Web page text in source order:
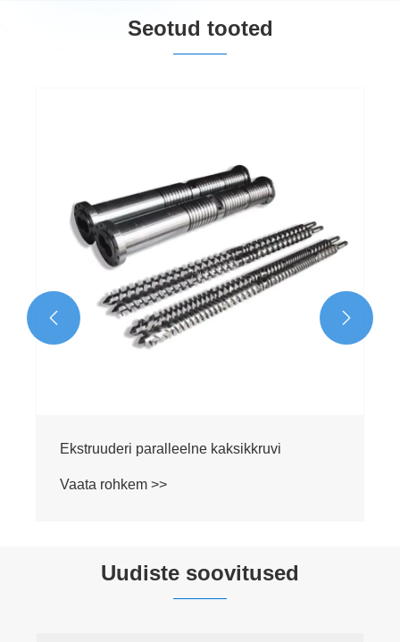
Seotud tooted
Ekstruuderi paralleelne kaksikkruvi
Vaata rohkem >>
 
Uudiste soovitused